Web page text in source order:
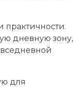
практичности.
дневную зону,
для